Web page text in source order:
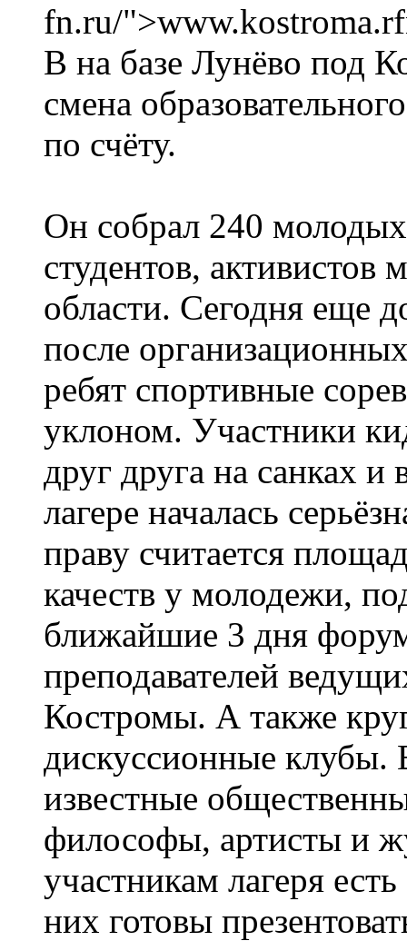
fn.ru/
В на базе Лунёво под
смена
по счёту.
Он собрал 240
студентов,
области. Сегодня еще
после
ребят спортивные
уклоном. Участники
друг друга на санках
лагере началась
праву считается
качеств у молодежи,
ближайшие 3 дня
преподавателей
Костромы. А также
дискуссионные клубы.
известные
философы, артисты и
участникам лагеря
них готовы